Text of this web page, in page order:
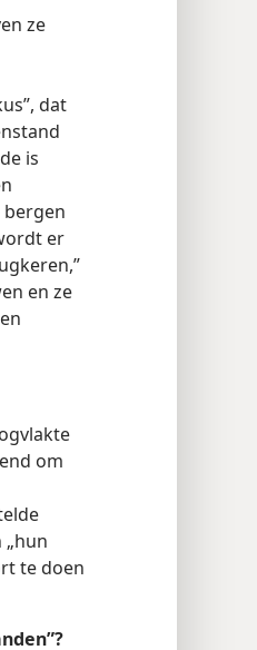
ze
dat
is
bergen
er
en ze
om
„hun
te doen